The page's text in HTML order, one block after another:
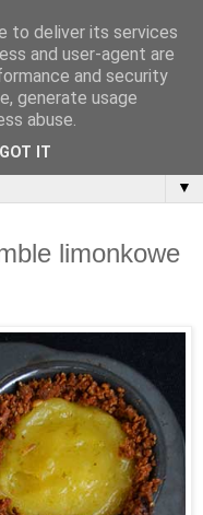
▼
limonkowe
to deliver its services
and user-agent are
and security
generate usage
abuse.
GOT IT